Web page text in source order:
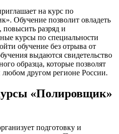
на курс по
Обучение позволит овладеть
повысить разряд и
курсы по специальности
обучение без отрыва от
выдаются свидетельство
образца, которые позволят
любом другом регионе России.
«Полировщик»
подготовку и